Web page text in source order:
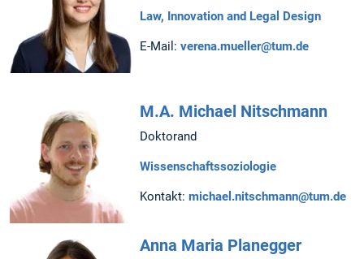
Law, Innovation and Legal Design
E-Mail: verena.mueller@tum.de
M.A. Michael Nitschmann
Doktorand
Wissenschaftssoziologie
Kontakt: michael.nitschmann@tum.de
Anna Maria Planegger